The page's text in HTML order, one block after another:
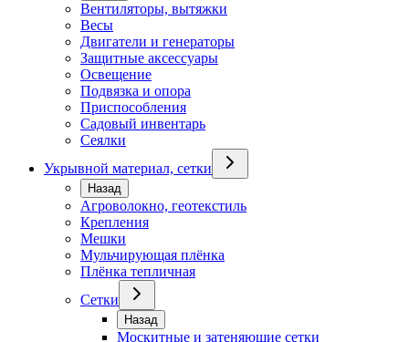
Вентиляторы, вытяжки
Весы
Двигатели и генераторы
Защитные аксессуары
Освещение
Подвязка и опора
Приспособления
Садовый инвентарь
Сеялки
Укрывной материал, сетки
Назад
Агроволокно, геотекстиль
Крепления
Мешки
Мульчирующая плёнка
Плёнка тепличная
Сетки
Назад
Москитные и затеняющие сетки